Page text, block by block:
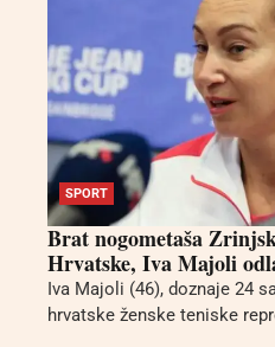
SPORT
Brat nogometaša
Hrvatske, Iva Majoli
Iva Majoli (46), doznaje 24
hrvatske ženske teniske